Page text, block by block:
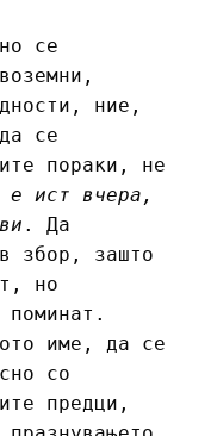
се
ние,
се
пораки, не
е ист вчера,
. Да
збор, зашто
но
поминат.
име, да се
со
предци,